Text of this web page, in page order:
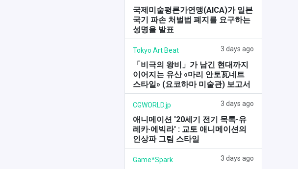
국제미술평론가연맹(AICA)가 일본
국기 파손 처벌법 폐지를 요구하는
성명을 발표
Tokyo Art Beat 3 days ago
「비극의 왕비」가 남긴 현대까지
이어지는 유산 «마리 안토瓦네트
스타일» (요코하마 미술관) 보고서
CGWORLD.jp 3 days ago
애니메이션 '20세기 전기 목록-유
레카·에빅라' : 교토 애니메이션의
인상파 그림 스타일
Game*Spark 3 days ago